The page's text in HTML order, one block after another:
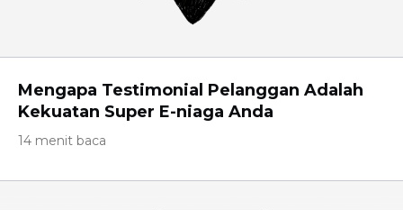
Mengapa Testimonial Pelanggan Adalah
Kekuatan Super E-niaga Anda
14 menit baca